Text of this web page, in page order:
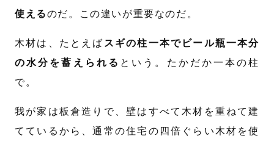
使えるのだ。この違いが重要なのだ。
木材は、たとえば スギの柱一本でビール瓶一本分
の水分を蓄えられる という。たかだか一本の柱
で。
我が家は板倉造りで、壁はすべて木材を重ねて建
てているから、通常の住宅の四倍ぐらい木材を使